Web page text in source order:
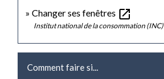
Changer ses fenêtres open_in_new
Institut national de la consommation (INC)
Comment faire si...